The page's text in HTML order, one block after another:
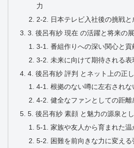
力
2-2. 日本テレビ入社後の挑戦と
3. 後呂有紗 現在 の活躍と将来の
3-1. 番組作りへの深い関心と貢
3-2. 未来に向けて期待される
4. 後呂有紗 評判 とネット上の正
4-1. 根拠のない噂に左右されな
4-2. 健全なファンとしての距離
5. 後呂有紗 素顔 と魅力の源泉と
5-1. 家族や友人から育まれた温
5-2. 困難を前向きな力に変える